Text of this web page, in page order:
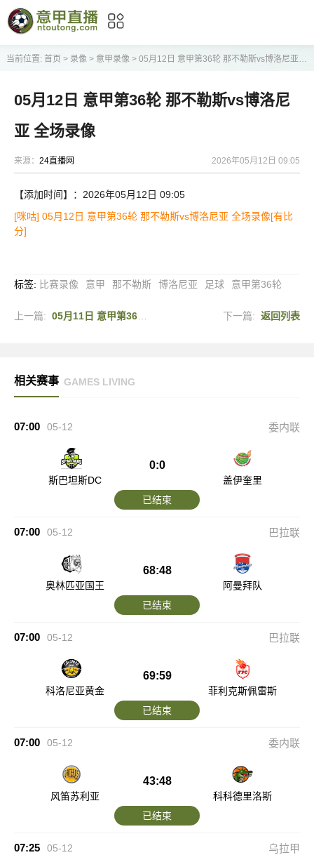
当前位置: 首页 > 录像> 意甲录像> 05月12日 意甲第36轮 那不勒斯vs博洛尼亚 全场录像
05月12日 意甲第36轮 那不勒斯vs博洛尼
亚 全场录像
来源： 24直播网 2026年05月12日 09:05
【添加时间】：2026年05月12日 09:05
[咪咕] 05月12日 意甲第36轮 那不勒斯vs博洛尼亚 全场录像[有比
分]
标签: 比赛录像 意甲 那不勒斯 博洛尼亚 足球 意甲第36轮
上一篇: 05月11日 意甲第36轮 帕尔马vs罗马 全场录像 下一篇: 返回列表
相关赛事 GAMES LIVING
07:00 05-12 委内联
斯巴坦斯DC
0:0
盖伊奎里
已结束
07:00 05-12 巴拉联
奥林匹亚国王
68:48
阿曼拜队
已结束
07:00 05-12 巴拉联
科洛尼亚黄金
69:59
菲利克斯佩雷斯
已结束
07:00 05-12 委内联
风笛苏利亚
43:48
科科德里洛斯
已结束
07:25 05-12 乌拉甲